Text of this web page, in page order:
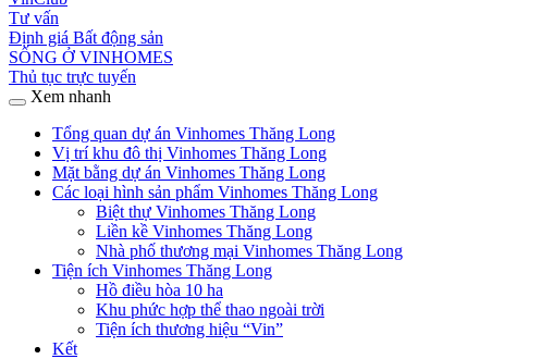
Tư vấn
Định giá Bất động sản
SỐNG Ở VINHOMES
Thủ tục trực tuyến
Xem nhanh
Tổng quan dự án Vinhomes Thăng Long
Vị trí khu đô thị Vinhomes Thăng Long
Mặt bằng dự án Vinhomes Thăng Long
Các loại hình sản phẩm Vinhomes Thăng Long
Biệt thự Vinhomes Thăng Long
Liền kề Vinhomes Thăng Long
Nhà phố thương mại Vinhomes Thăng Long
Tiện ích Vinhomes Thăng Long
Hồ điều hòa 10 ha
Khu phức hợp thể thao ngoài trời
Tiện ích thương hiệu “Vin”
Kết